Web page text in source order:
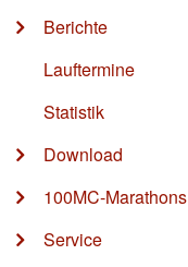
Berichte
Lauftermine
Statistik
Download
100MC-Marathons
Service